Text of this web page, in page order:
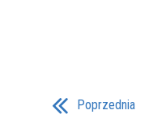
Poprzednia